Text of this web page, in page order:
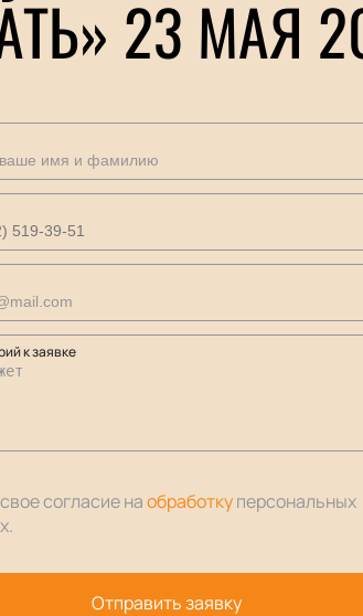
23 МАЯ
к заявке
согласие наобработкуперсональных
.
Отправить заявку